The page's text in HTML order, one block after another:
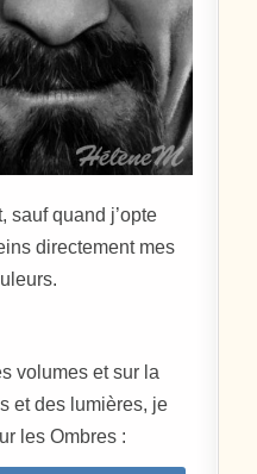
sauf quand j’opte
directement mes
volumes et sur la
et des lumières, je
les Ombres :